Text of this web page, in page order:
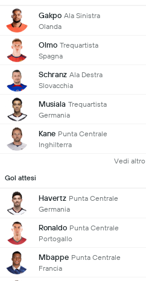
Gakpo Ala Sinistra
Olanda
Olmo Trequartista
Spagna
Schranz Ala Destra
Slovacchia
Musiala Trequartista
Germania
Kane Punta Centrale
Inghilterra
Vedi altro
Gol attesi
Havertz Punta Centrale
Germania
Ronaldo Punta Centrale
Portogallo
Mbappe Punta Centrale
Francia